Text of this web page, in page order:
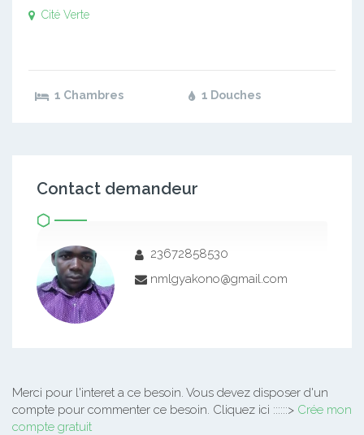
Cité Verte
1 Chambres 1 Douches
Contact demandeur
23672858530
nmlgyakono@gmail.com
Merci pour l'interet a ce besoin. Vous devez disposer d'un
compte pour commenter ce besoin. Cliquez ici ::::::> Crée mon
compte gratuit